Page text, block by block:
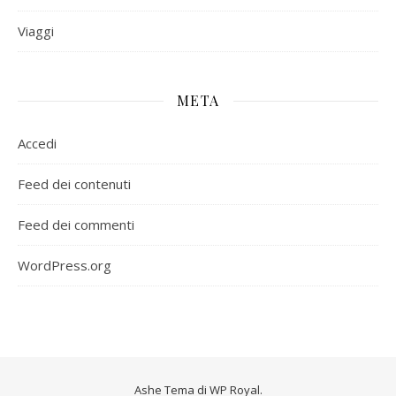
Viaggi
META
Accedi
Feed dei contenuti
Feed dei commenti
WordPress.org
Ashe Tema di WP Royal.